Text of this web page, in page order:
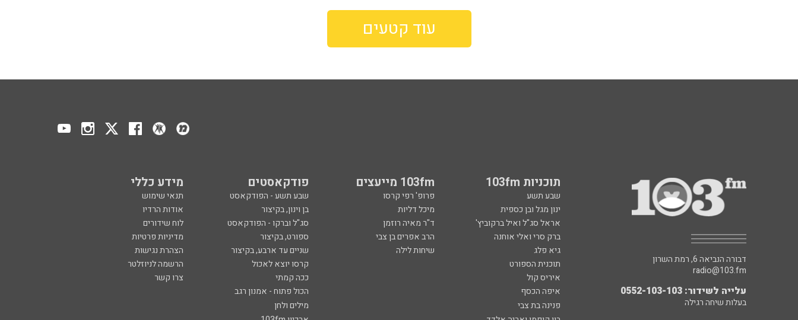
עוד קטעים
תוכניות 103fm 103fm מייעצים פודקאסטים מידע כללי
שבע תשע פרופ' רפי קרסו שבע תשע - הפודקאסט
תנאי שימוש
ינון מגל ובן כספית
מיכל דליות בן וינון, בקיצור
אודות הרדיו
אראל סג"ל ואיל ברקוביץ'
ד"ר מאיה רוזמן סג"ל וברקו - הפודקאסט
לוח שידורים
ברק סרי ואלי אוחנה
הרב אפרים בן צבי ספורט, בקיצור
מדיניות פרטיות
גיא פלג
שיחות לילה שניים עד ארבע, בקיצור
הצהרת נגישות
תוכנית הספורט
קרסו יוצא לאכול
הרשמה לניוזלטר
איריס קול
ככה קמתי
צרו קשר
איפה הכסף
הכול פתוח - אמנון רגב
פנינה בת צבי
מילים ולחן
דבורה הנביאה 6, רמת השרון
radio@103.fm
עלייה לשידור: 0552-103-103
בעלות שיחה רגילה